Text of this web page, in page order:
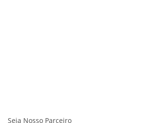
Seja Nosso Parceiro